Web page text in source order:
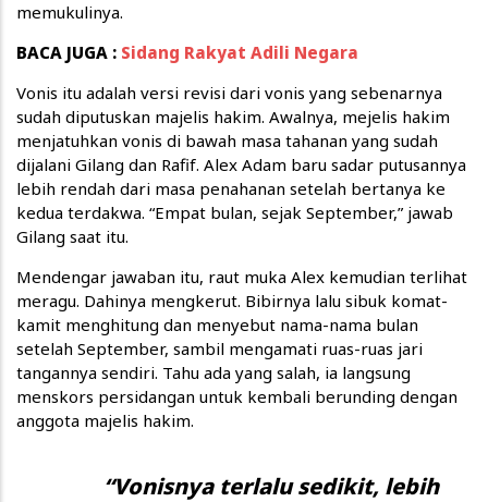
memukulinya.
BACA JUGA : Sidang Rakyat Adili Negara
Vonis itu adalah versi revisi dari vonis yang sebenarnya
sudah diputuskan majelis hakim. Awalnya, mejelis hakim
menjatuhkan vonis di bawah masa tahanan yang sudah
dijalani Gilang dan Rafif. Alex Adam baru sadar putusannya
lebih rendah dari masa penahanan setelah bertanya ke
kedua terdakwa. “Empat bulan, sejak September,” jawab
Gilang saat itu.
Mendengar jawaban itu, raut muka Alex kemudian terlihat
meragu. Dahinya mengkerut. Bibirnya lalu sibuk komat-
kamit menghitung dan menyebut nama-nama bulan
setelah September, sambil mengamati ruas-ruas jari
tangannya sendiri. Tahu ada yang salah, ia langsung
menskors persidangan untuk kembali berunding dengan
anggota majelis hakim.
“Vonisnya terlalu sedikit, lebih